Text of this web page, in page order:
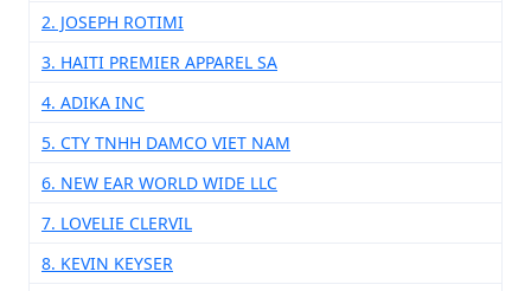
2. JOSEPH ROTIMI
3. HAITI PREMIER APPAREL SA
4. ADIKA INC
5. CTY TNHH DAMCO VIET NAM
6. NEW EAR WORLD WIDE LLC
7. LOVELIE CLERVIL
8. KEVIN KEYSER